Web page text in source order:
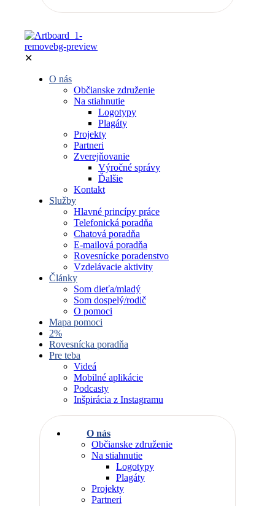
✕
O nás
Občianske združenie
Na stiahnutie
Logotypy
Plagáty
Projekty
Partneri
Zverejňovanie
Výročné správy
Ďalšie
Kontakt
Služby
Hlavné princípy práce
Telefonická poradňa
Chatová poradňa
E-mailová poradňa
Rovesnícke poradenstvo
Vzdelávacie aktivity
Články
Som dieťa/mladý
Som dospelý/rodič
O pomoci
Mapa pomoci
2%
Rovesnícka poradňa
Pre teba
Videá
Mobilné aplikácie
Podcasty
Inšpirácia z Instagramu
O nás
Občianske združenie
Na stiahnutie
Logotypy
Plagáty
Projekty
Partneri